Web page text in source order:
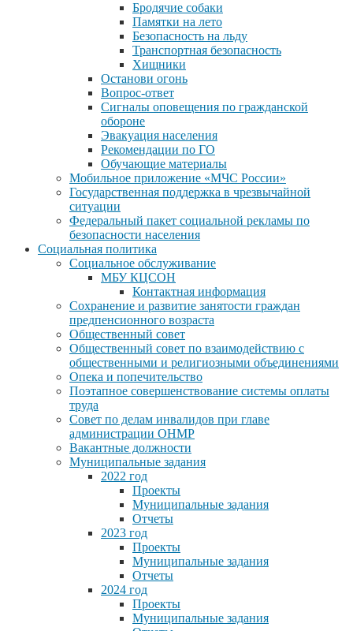
Бродячие собаки
Памятки на лето
Безопасность на льду
Транспортная безопасность
Хищники
Останови огонь
Вопрос-ответ
Сигналы оповещения по гражданской
обороне
Эвакуация населения
Рекомендации по ГО
Обучающие материалы
Мобильное приложение «МЧС России»
Государственная поддержка в чрезвычайной
ситуации
Федеральный пакет социальной рекламы по
безопасности населения
Социальная политика
Социальное обслуживание
МБУ КЦСОН
Контактная информация
Сохранение и развитие занятости граждан
предпенсионного возраста
Общественный совет
Общественный совет по взаимодействию с
общественными и религиозными объединениями
Опека и попечительство
Поэтапное совершенствование системы оплаты
труда
Совет по делам инвалидов при главе
администрации ОНМР
Вакантные должности
Муниципальные задания
2022 год
Проекты
Муниципальные задания
Отчеты
2023 год
Проекты
Муниципальные задания
Отчеты
2024 год
Проекты
Муниципальные задания